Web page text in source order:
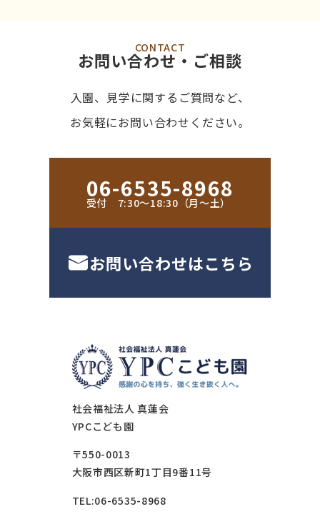
CONTACT
お問い合わせ・ご相談
入園、見学に関するご質問など、
お気軽にお問い合わせください。
06-6535-8968
受付 7:30〜18:30（月〜土）
お問い合わせはこちら
社会福祉法人 真蓮会
YPCこども園
〒550-0013
大阪市西区新町1丁目9番11号
TEL:06-6535-8968